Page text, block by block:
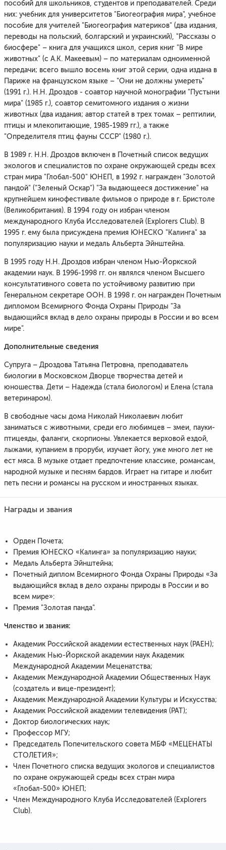
пособий для школьников, студентов и преподавателей. Среди
них: учебник для университетов "Биогеография мира", учебное
пособие для учителей "Биогеография материков" (два издания,
переводы на польский, болгарский и украинский), "Рассказы о
биосфере" – книга для учащихся школ, серия книг "В мире
животных" (с А.К. Макеевым) – по материалам одноименной
передачи; всего вышло восемь книг этой серии, одна издана в
Париже на французском языке – "Они не должны умереть"
(1991 г.). Н.Н. Дроздов - соавтор научной монографии "Пустыни
мира" (1985 г.), соавтор семитомного издания о жизни
животных (два издания; автор статей в трех томах – рептилии,
птицы и млекопитающие, 1985-1989 гг.), а также
"Определителя птиц фауны СССР" (1980 г.).
В 1989 г. Н.Н. Дроздов включен в Почетный список ведущих
экологов и специалистов по охране окружающей среды всех
стран мира "Глобал-500" ЮНЕП, в 1992 г. награжден "Золотой
пандой" ("Зеленый Оскар") "За выдающееся достижение" на
крупнейшем кинофестивале фильмов о природе в г. Бристоле
(Великобритания). В 1994 году он избран членом
международного Клуба Исследователей (Explorers Club). В
1995 г. ему была присуждена премия ЮНЕСКО "Калинга" за
популяризацию науки и медаль Альберта Эйнштейна.
В 1995 году Н.Н. Дроздов избран членом Нью-Йоркской
академии наук. В 1996-1998 гг. он являлся членом Высшего
консультативного совета по устойчивому развитию при
Генеральном секретаре ООН. В 1998 г. он награжден Почетным
дипломом Всемирного Фонда Охраны Природы "За
выдающийся вклад в дело охраны природы в России и во всем
мире".
Дополнительные сведения
Супруга – Дроздова Татьяна Петровна, преподаватель
биологии в Московском Дворце творчества детей и
юношества. Дети – Надежда (стала биологом) и Елена (стала
ветеринаром).
В свободные часы дома Николай Николаевич любит
заниматься с животными, среди его любимцев – змеи, пауки-
птицеяды, фаланги, скорпионы. Увлекается верховой ездой,
лыжами, купанием в проруби, изучает йогу, уже много лет не
ест мяса. В музыке отдает предпочтение классике, романсам,
народной музыке и песням бардов. Играет на гитаре и любит
петь песни и романсы на русском и иностранных языках.
Награды и звания
Орден Почета;
Премия ЮНЕСКО «Калинга» за популяризацию науки;
Медаль Альберта Эйнштейна;
Почетный диплом Всемирного Фонда Охраны Природы «За
выдающийся вклад в дело охраны природы в России и во
всем мире»:
Премия "Золотая панда".
Членство и звания:
Академик Российской академии естественных наук (РАЕН);
Академик Нью-Йоркской академии наук Академик
Международной Академии Меценатства;
Академик Международной Академии Общественных Наук
(создатель и вице-президент);
Академик Международной Академии Культуры и Искусства;
Академик Российской академии телевидения (РАТ);
Доктор биологических наук;
Профессор МГУ;
Председатель Попечительского совета МБФ «МЕЦЕНАТЫ
СТОЛЕТИЯ»;
Член Почетного списка ведущих экологов и специалистов
по охране окружающей среды всех стран мира
«Глобал-500» ЮНЕП;
Член Международного Клуба Исследователей (Ехрlоrеrs
Сlub).